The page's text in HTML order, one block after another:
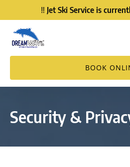
Skip to primary navigation
Skip to content
Skip to footer‼️ Jet Ski Service is
BOOK
Security &